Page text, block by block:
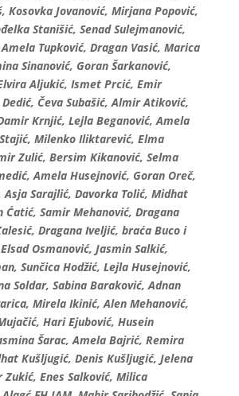
Kosovka Jovanović, Mirjana Popović,
Stanišić, Senad Sulejmanović,
Tupković, Dragan Vasić, Marica
Sinanović, Goran Šarkanović,
Aljukić, Ismet Prcić, Emir
Čeva Subašić, Almir Atiković,
Krnjić, Lejla Beganović, Amela
Milenko Iliktarević, Elma
Zulić, Bersim Kikanović, Selma
Amela Husejnović, Goran Oreč,
Sarajlić, Davorka Tolić, Midhat
Ćatić, Samir Mehanović, Dragana
Dragana Iveljić, braća Buco i
Osmanović, Jasmin Salkić,
Sunčica Hodžić, Lejla Husejnović,
Soldar, Sabina Baraković, Adnan
Mirela Ikinić, Alen Mehanović,
Hari Ejubović, Husein
Šarac, Amela Bajrić, Remira
Kušljugić, Denis Kušljugić, Jelena
Enes Salković, Milica